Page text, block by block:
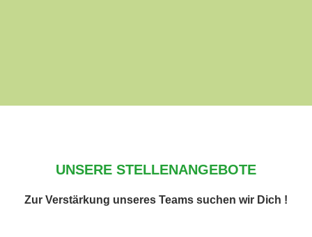
UNSERE STELLENANGEBOTE
Zur Verstärkung unseres Teams suchen wir Dich !